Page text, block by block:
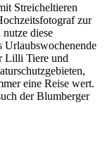
Streicheltieren
zur
diese
Urlaubswochenende
Lilli Tiere und
eine Reise wert.
der Blumberger